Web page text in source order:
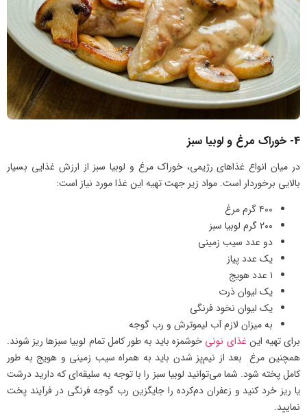
4- خوراک مرغ و لوبیا سبز
در میان انواع غذاهای رژیمی، خوراک مرغ و لوبیا سبز از ارزش غذایی بسیار
بالایی برخوردار است. مواد زیر جهت تهیه این غذا مورد نیاز است:
۴۰۰ گرم مرغ
۲۰۰ گرم لوبیا سبز
دو عدد سیب زمینی
یک عدد پیاز
۱ عدد هویج
یک لیوان ذرت
یک لیوان نخود فرنگی
به میزان لازم آب لیموترش و رب گوجه
برای تهیه این غذای نونی خوشمزه باید به طور کامل تمام لوبیا سبزها ریز شوند.
همچنین مرغ بعد از نیم‌پز شدن باید به همراه سیب زمینی و هویج به طور
کامل پخته شود. شما می‌توانید لوبیا سبز را با توجه به سلیقه‌ای که دارید درشت
یا ریز خرد کنید و زعفران دم‌کرده را جایگزین رب گوجه فرنگی در فرآیند پخت
نمایید.